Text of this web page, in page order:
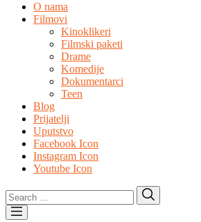
O nama
Filmovi
Kinoklikeri
Filmski paketi
Drame
Komedije
Dokumentarci
Teen
Blog
Prijatelji
Uputstvo
Facebook Icon
Instagram Icon
Youtube Icon
Search
for: